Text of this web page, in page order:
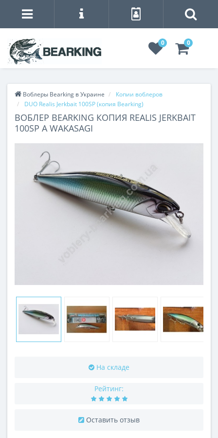
0 0
Воблеры Bearking в Украине
Копии воблеров
DUO Realis Jerkbait 100SP (копия Bearking)
ВОБЛЕР BEARKING КОПИЯ REALIS JERKBAIT
100SP A WAKASAGI
На складе
Рейтинг:
Оставить отзыв